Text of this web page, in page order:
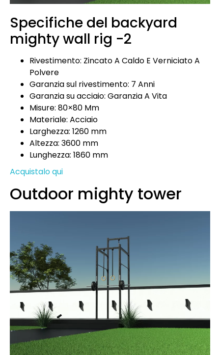
Specifiche del backyard
mighty wall rig -2
Rivestimento: Zincato A Caldo E Verniciato A
Polvere
Garanzia sul rivestimento: 7 Anni
Garanzia su acciaio: Garanzia A Vita
Misure: 80×80 Mm
Materiale: Acciaio
Larghezza: 1260 mm
Altezza: 3600 mm
Lunghezza: 1860 mm
Acquistalo qui
Outdoor mighty tower